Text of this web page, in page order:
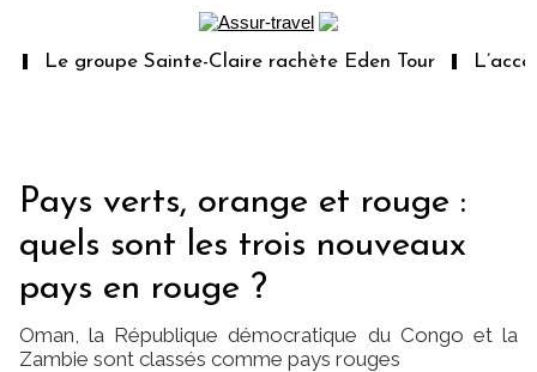
Le groupe Sainte-Claire rachète Eden Tour
Pays verts, orange et rouge :
quels sont les trois nouveaux
pays en rouge ?
Oman, la République démocratique du Congo et la
Zambie sont classés comme pays rouges